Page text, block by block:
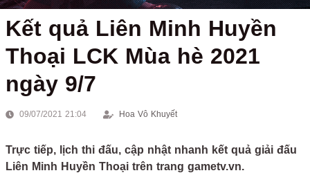
Kết quả Liên Minh Huyền
Thoại LCK Mùa hè 2021
ngày 9/7
09/07/2021 21:04 Hoa Vô Khuyết
Trực tiếp, lịch thi đấu, cập nhật nhanh kết quả giải đấu
Liên Minh Huyền Thoại trên trang gametv.vn.